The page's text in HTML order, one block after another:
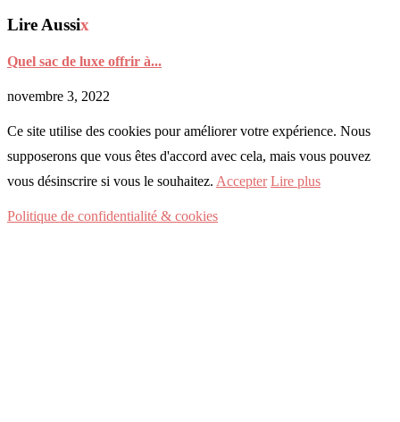
Lire Aussix
Quel sac de luxe offrir à...
novembre 3, 2022
Ce site utilise des cookies pour améliorer votre expérience. Nous
supposerons que vous êtes d'accord avec cela, mais vous pouvez
vous désinscrire si vous le souhaitez. Accepter Lire plus
Politique de confidentialité & cookies